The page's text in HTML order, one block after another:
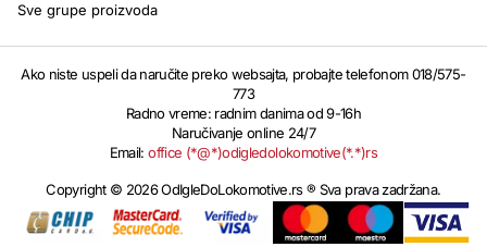
Sve grupe proizvoda
Ako niste uspeli da naručite preko websajta, probajte telefonom 018/575-
773
Radno vreme: radnim danima od 9-16h
Naručivanje online 24/7
Email:office (*@*)odigledolokomotive(*.*)rs
Copyright © 2026 OdIgleDoLokomotive.rs ® Sva prava zadržana.